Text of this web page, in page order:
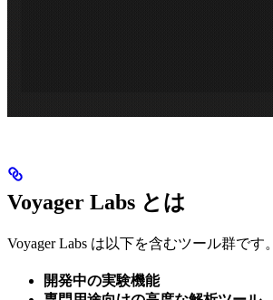
Voyager Labs とは
Voyager Labs は以下を含むツール群です。
開発中の実験機能